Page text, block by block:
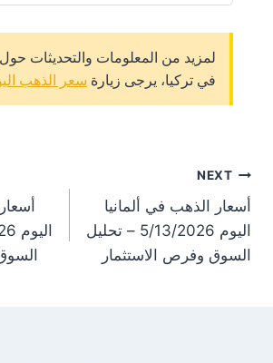
لمزيد من المعلومات والتحديثات
في تركيا، يرجى زيارة سعر الذهب
NEXT
أسعار الذهب في ألمانيا
اليوم 5/13/2026 – تحليل
السوق وفرص الاستثمار